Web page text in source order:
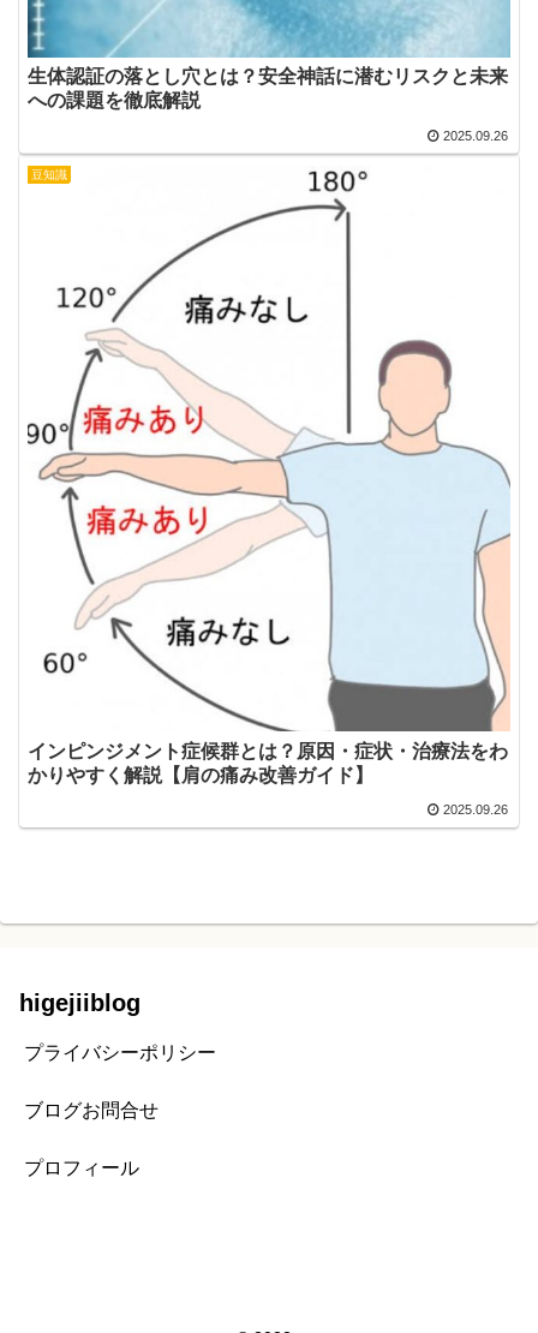
生体認証の落とし穴とは？安全神話に潜むリスクと未来
への課題を徹底解説
2025.09.26
豆知識
インピンジメント症候群とは？原因・症状・治療法をわ
かりやすく解説【肩の痛み改善ガイド】
2025.09.26
higejiiblog
プライバシーポリシー
ブログお問合せ
プロフィール